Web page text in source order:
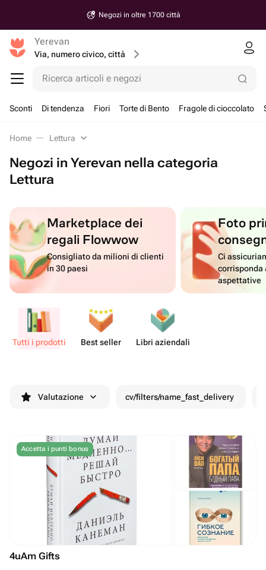
Negozi in oltre 1700 città
Yerevan
Via, numero civico, città
Ricerca articoli e negozi
Sconti Di tendenza Fiori Torte di Bento Fragole di cioccolato
Home Lettura
Negozi in Yerevan nella categoria
Lettura
Marketplace dei
regali Flowwow
Consigliato da milioni di clienti
in 30 paesi
Foto
Ci
corrisponda
aspettative
Tutti i prodotti Best seller Libri aziendali
Valutazione cv/filters/name_fast_delivery
Accetta i punti bonus
4uAm Gifts